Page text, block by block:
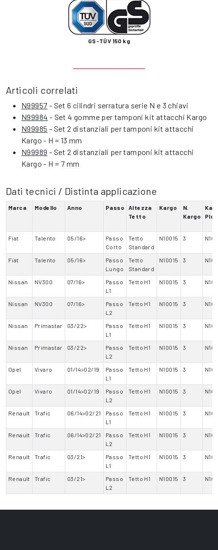
GS-TÜV 150 kg
Articoli correlati
N99957 - Set 6 cilindri serratura serie N e 3 chiavi
N99984 - Set 4 gomme per tamponi kit attacchi Kargo
N99985 - Set 2 distanziali per tamponi kit attacchi
Kargo - H = 13 mm
N99989 - Set 2 distanziali per tamponi kit attacchi
Kargo - H = 7 mm
Dati tecnici / Distinta applicazione
Marca Modello Anno Passo
Altezza
Tetto
Kargo
N.
Kargo
Plus
Fiat Talento 05/16>
Passo
Corto
Tetto
Standard
N10015 3
Fiat Talento 05/16>
Passo
Lungo
Tetto
Standard
N10015 3
Nissan NV300 07/16>
Passo
L1
Tetto H1 N10015 3
Nissan NV300 07/16>
Passo
L2
Tetto H1 N10015 3
Nissan Primastar 03/22>
Passo
L1
Tetto H1 N10015 3
Nissan Primastar 03/22>
Passo
L2
Tetto H1 N10015 3
Opel Vivaro 01/14>02/19
Passo
L1
Tetto H1 N10015 3
Opel Vivaro 01/14>02/19
Passo
L2
Tetto H1 N10015 3
Renault Trafic 06/14>02/21
Passo
L1
Tetto H1 N10015 3
Renault Trafic 06/14>02/21
Passo
L2
Tetto H1 N10015 3
Renault Trafic 03/21>
Passo
L1
Tetto H1 N10015 3
Renault Trafic 03/21>
Passo
L2
Tetto H1 N10015 3